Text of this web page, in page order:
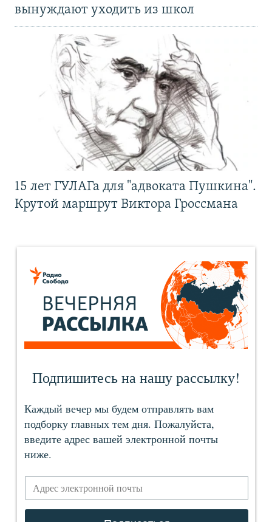
вынуждают уходить из школ
15 лет ГУЛАГа для "адвоката Пушкина".
Крутой маршрут Виктора Гроссмана